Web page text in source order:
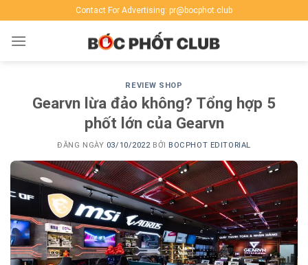
to
content
Contact For Advertising: pr@bocphot.club
REVIEW SHOP
Gearvn lừa đảo không? Tổng hợp 5
phốt lớn của Gearvn
ĐĂNG NGÀY 03/10/2022BỞI BOCPHOT EDITORIAL